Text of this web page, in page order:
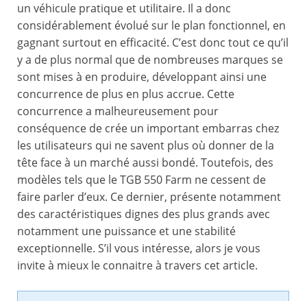
un véhicule pratique et utilitaire. Il a donc
considérablement évolué sur le plan fonctionnel, en
gagnant surtout en efficacité. C’est donc tout ce qu’il
y a de plus normal que de nombreuses marques se
sont mises à en produire, développant ainsi une
concurrence de plus en plus accrue. Cette
concurrence a malheureusement pour
conséquence de crée un important embarras chez
les utilisateurs qui ne savent plus où donner de la
tête face à un marché aussi bondé. Toutefois, des
modèles tels que le TGB 550 Farm ne cessent de
faire parler d’eux. Ce dernier, présente notamment
des caractéristiques dignes des plus grands avec
notamment une puissance et une stabilité
exceptionnelle. S’il vous intéresse, alors je vous
invite à mieux le connaitre à travers cet article.